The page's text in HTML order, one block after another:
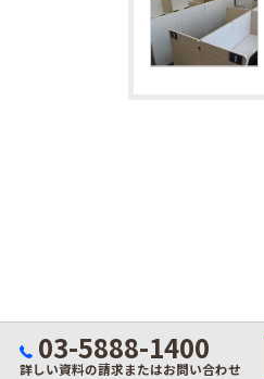
03-5888-1400
詳しい資料の請求またはお問い合わせ